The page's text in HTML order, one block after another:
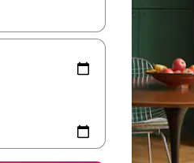
看，或通过点击或滑动手势浏览。